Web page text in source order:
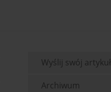
Wyślij swój artykuł
Archiwum